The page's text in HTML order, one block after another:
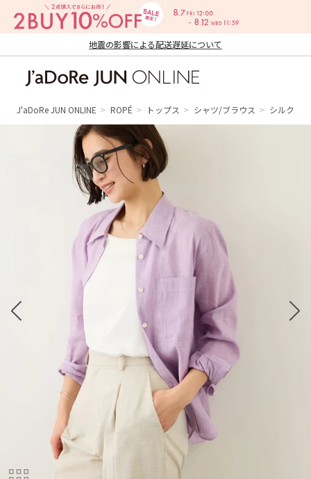
地震の影響による配送遅延について
ン オンライン）
J'aDoRe JUN ONLINE ROPÉ トップス シャツ/ブラウス シルク混